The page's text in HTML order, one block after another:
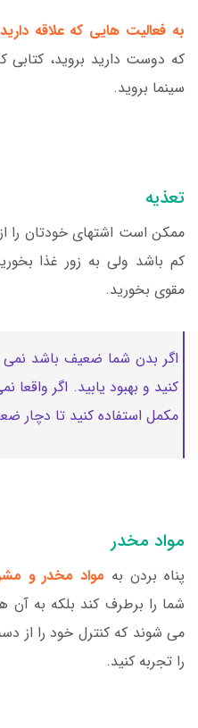
به فعالیت هایی که علاقه دارید
که دوست دارید بروید، کتابی
سینما بروید.
تعذیه
ممکن است اشتهای خودتان را
کم باشد ولی به زور غذا
مقوی بخورید.
اگر بدن شما ضعیف باشد نمی
کنید و بهبود یابید. اگر واقعا
مکمل استفاده کنید تا دچار
مواد مخدر
پناه بردن به مواد مخدر و
شما را برطرف کند بلکه به آن
می شوند که کنترل خود را از
را تجربه کنید.